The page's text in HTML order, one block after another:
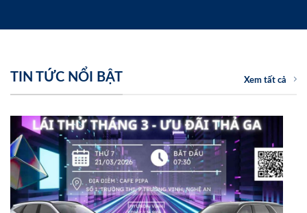
TIN TỨC NỔI BẬT Xem tất cả